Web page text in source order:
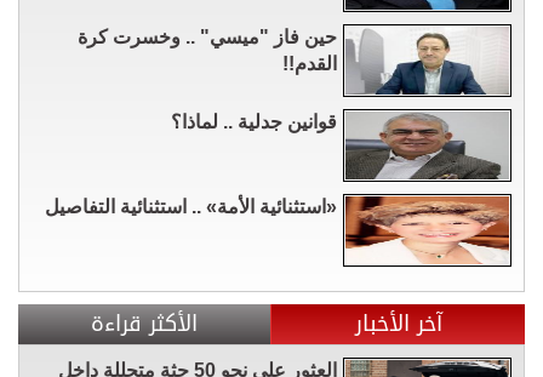
حين فاز "ميسي" .. وخسرت كرة
القدم!!
قوانين جدلية .. لماذا؟
«استثنائية الأمة» .. استثنائية التفاصيل
آخر الأخبار الأكثر قراءة
العثور على نحو 50 جثة متحللة داخل